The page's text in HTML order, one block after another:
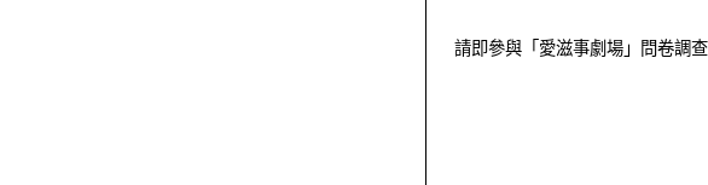
請即參與「愛滋事劇場」問卷調